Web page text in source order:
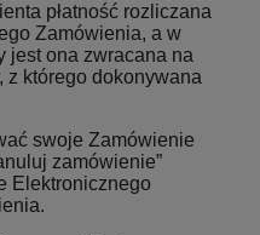
płatność rozliczana
Zamówienia, a w
jest ona zwracana na
z którego dokonywana
swoje Zamówienie
zamówienie”
Elektronicznego